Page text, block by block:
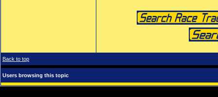
Back to top
Users browsing this topic